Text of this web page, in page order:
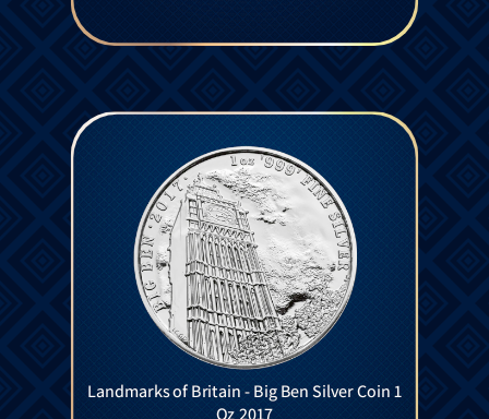
Landmarks of Britain - Big Ben Silver Coin 1
Oz 2017